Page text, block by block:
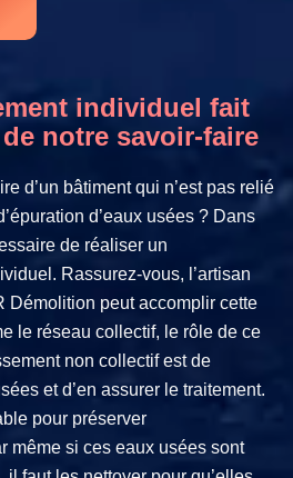
individuel fait
notre savoir-faire
d’un bâtiment qui n’est pas relié
d’eaux usées ? Dans
de réaliser un
Rassurez-vous, l’artisan
Démolition peut accomplir cette
le réseau collectif, le rôle de ce
non collectif est de
et d’en assurer le traitement.
pour préserver
même si ces eaux usées sont